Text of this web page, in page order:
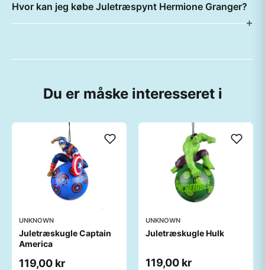
Hvor kan jeg købe Juletræspynt Hermione Granger?
Du er måske interesseret i
UNKNOWN
Juletræskugle Captain
America
119,00 kr
UNKNOWN
Juletræskugle Hulk
119,00 kr